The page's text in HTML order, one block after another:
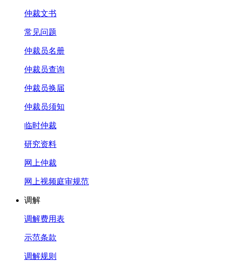
仲裁文书
常见问题
仲裁员名册
仲裁员查询
仲裁员换届
仲裁员须知
临时仲裁
研究资料
网上仲裁
网上视频庭审规范
调解
调解费用表
示范条款
调解规则